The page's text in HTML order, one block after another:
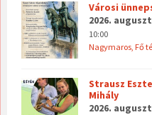
Városi
2026.
10:00
Nagymaros, Fő
Strausz
Mihály
2026.